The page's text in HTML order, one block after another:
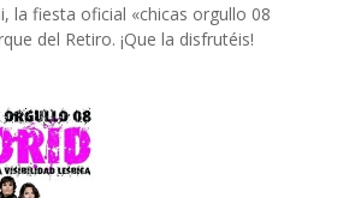
la fiesta oficial «chicas orgullo 08
del Retiro. ¡Que la disfrutéis!